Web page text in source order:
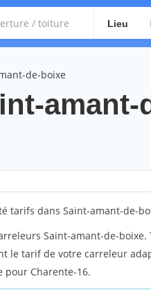
Lieu
de-boixe
amant-
tarifs dans Saint-amant-de-
Saint-amant-de-boixe.
le tarif de votre carreleur
pour Charente-16.